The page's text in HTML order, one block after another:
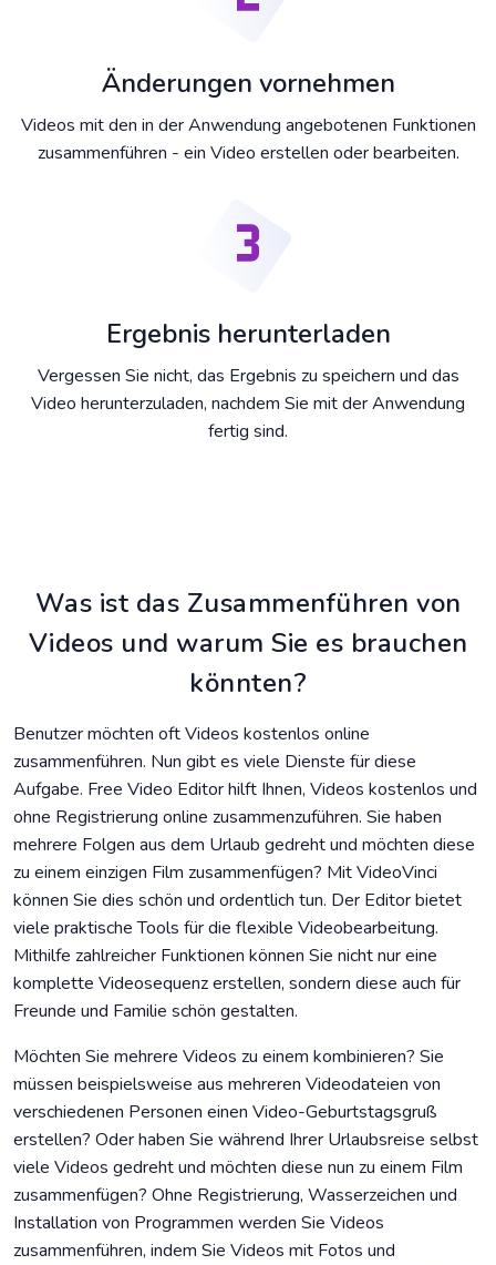
Änderungen vornehmen
Videos mit den in der Anwendung angebotenen Funktionen
zusammenführen - ein Video erstellen oder bearbeiten.
Ergebnis herunterladen
Vergessen Sie nicht, das Ergebnis zu speichern und das
Video herunterzuladen, nachdem Sie mit der Anwendung
fertig sind.
Was ist das Zusammenführen von
Videos und warum Sie es brauchen
könnten?
Benutzer möchten oft Videos kostenlos online
zusammenführen. Nun gibt es viele Dienste für diese
Aufgabe. Free Video Editor hilft Ihnen, Videos kostenlos und
ohne Registrierung online zusammenzuführen. Sie haben
mehrere Folgen aus dem Urlaub gedreht und möchten diese
zu einem einzigen Film zusammenfügen? Mit VideoVinci
können Sie dies schön und ordentlich tun. Der Editor bietet
viele praktische Tools für die flexible Videobearbeitung.
Mithilfe zahlreicher Funktionen können Sie nicht nur eine
komplette Videosequenz erstellen, sondern diese auch für
Freunde und Familie schön gestalten.
Möchten Sie mehrere Videos zu einem kombinieren? Sie
müssen beispielsweise aus mehreren Videodateien von
verschiedenen Personen einen Video-Geburtstagsgruß
erstellen? Oder haben Sie während Ihrer Urlaubsreise selbst
viele Videos gedreht und möchten diese nun zu einem Film
zusammenfügen? Ohne Registrierung, Wasserzeichen und
Installation von Programmen werden Sie Videos
zusammenführen, indem Sie Videos mit Fotos und